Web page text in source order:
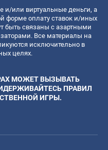
и/или виртуальные деньги, а
форме оплату ставок и/иных
быть связаны с азартными
Все материалы на
исключительно в
целях.
МОЖЕТ ВЫЗЫВАТЬ
ПРАВИЛ
ИГРЫ.